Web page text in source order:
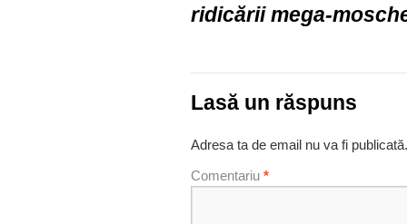
ridicării mega-
Lasă un răspuns
Adresa ta de email nu va fi publicată.
Comentariu *